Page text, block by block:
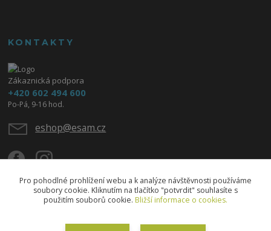
KONTAKTY
Zákaznická podpora
+420 602 494 600
Po-Pá, 9-16 hod.
eshop@esam.cz
Pro pohodlné prohlížení webu a k analýze návštěvnosti používáme
soubory cookie. Kliknutím na tlačítko "potvrdit" souhlasíte s
použitím souborů cookie. Bližší informace o cookies.